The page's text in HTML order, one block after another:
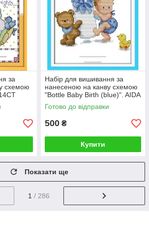
за
схемою
Набір для вишивання за
нанесеною на канву схемою
"Bottle Baby Birth (blue)". AIDA
14CT printed, 20*25 см
Готово до відправки
500 ₴
Купити
Показати ще
1 / 286